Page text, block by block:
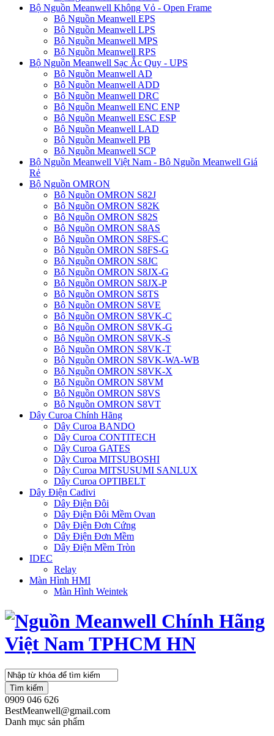
Bộ Nguồn Meanwell Không Vỏ - Open Frame
Bộ Nguồn Meanwell EPS
Bộ Nguồn Meanwell LPS
Bộ Nguồn Meanwell MPS
Bộ Nguồn Meanwell RPS
Bộ Nguồn Meanwell Sạc Ắc Quy - UPS
Bộ Nguồn Meanwell AD
Bộ Nguồn Meanwell ADD
Bộ Nguồn Meanwell DRC
Bộ Nguồn Meanwell ENC ENP
Bộ Nguồn Meanwell ESC ESP
Bộ Nguồn Meanwell LAD
Bộ Nguồn Meanwell PB
Bộ Nguồn Meanwell SCP
Bộ Nguồn Meanwell Việt Nam - Bộ Nguồn Meanwell Giá
Rẻ
Bộ Nguồn OMRON
Bộ Nguồn OMRON S82J
Bộ Nguồn OMRON S82K
Bộ Nguồn OMRON S82S
Bộ Nguồn OMRON S8AS
Bộ Nguồn OMRON S8FS-C
Bộ Nguồn OMRON S8FS-G
Bộ Nguồn OMRON S8JC
Bộ Nguồn OMRON S8JX-G
Bộ Nguồn OMRON S8JX-P
Bộ Nguồn OMRON S8TS
Bộ Nguồn OMRON S8VE
Bộ Nguồn OMRON S8VK-C
Bộ Nguồn OMRON S8VK-G
Bộ Nguồn OMRON S8VK-S
Bộ Nguồn OMRON S8VK-T
Bộ Nguồn OMRON S8VK-WA-WB
Bộ Nguồn OMRON S8VK-X
Bộ Nguồn OMRON S8VM
Bộ Nguồn OMRON S8VS
Bộ Nguồn OMRON S8VT
Dây Curoa Chính Hãng
Dây Curoa BANDO
Dây Curoa CONTITECH
Dây Curoa GATES
Dây Curoa MITSUBOSHI
Dây Curoa MITSUSUMI SANLUX
Dây Curoa OPTIBELT
Dây Điện Cadivi
Dây Điện Đôi
Dây Điện Đôi Mềm Ovan
Dây Điện Đơn Cứng
Dây Điện Đơn Mềm
Dây Điện Mềm Tròn
IDEC
Relay
Màn Hình HMI
Màn Hình Weintek
Tìm kiếm
0909 046 626
BestMeanwell@gmail.com
Danh mục sản phẩm